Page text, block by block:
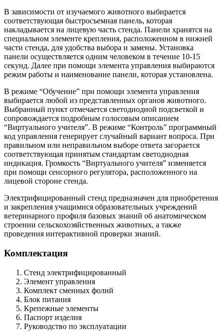
В зависимости от изучаемого животного выбирается
соответствующая быстросъемная панель, которая
накладывается на лицевую часть стенда. Панели хранятся на
специальном элементе крепления, расположенном в нижней
части стенда, для удобства выбора и замены. Установка
панели осуществляется одним человеком в течение 10-15
секунд. Далее при помощи элемента управления выбираются
режим работы и наименование панели, которая установлена.
В режиме “Обучение” при помощи элемента управления
выбирается любой из представленных органов животного.
Выбранный пункт отмечается светодиодной подсветкой и
сопровождается подробным голосовым описанием
“Виртуального учителя”. В режиме “Контроль” программный
код управления генерирует случайный вариант вопроса. При
правильном или неправильном выборе ответа загорается
соответствующая принятым стандартам светодиодная
индикация. Громкость “Виртуального учителя” изменяется
при помощи сенсорного регулятора, расположенного на
лицевой стороне стенда.
Электрифицированный стенд предназначен для приобретения
и закрепления учащимися образовательных учреждений
ветеринарного профиля базовых знаний об анатомическом
строении сельскохозяйственных животных, а также
проведения интерактивной проверки знаний.
Комплектация
Стенд электрифицированный
Элемент управления
Комплект сменных фолий
Блок питания
Крепежные элементы
Паспорт изделия
Руководство по эксплуатации